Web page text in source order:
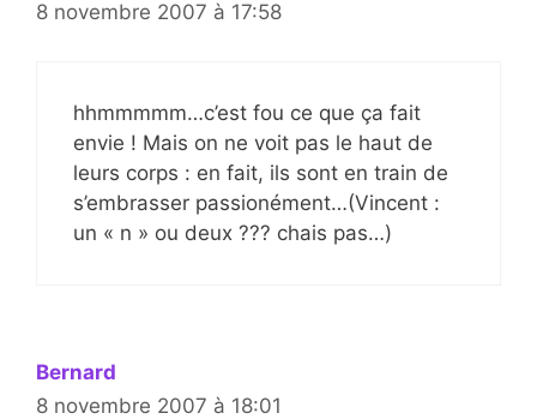
8 novembre 2007 à 17:58
hhmmmmm…c’est fou ce que ça fait
envie ! Mais on ne voit pas le haut de
leurs corps : en fait, ils sont en train de
s’embrasser passionément…(Vincent :
un « n » ou deux ??? chais pas…)
Bernard
8 novembre 2007 à 18:01